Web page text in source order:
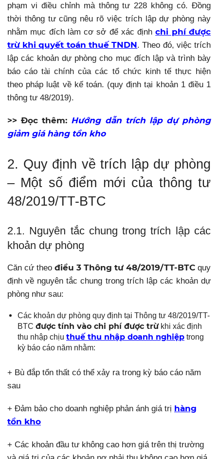
phạm vi điều chỉnh mà thông tư 228 không có. Đồng
thời thông tư cũng nêu rõ việc trích lập dự phòng này
nhằm mục đích làm cơ sở để xác địnhchi phí được
trừ khi quyết toán thuế TNDN. Theo đó, việc trích
lập các khoản dự phòng cho mục đích lập và trình bày
báo cáo tài chính của các tổ chức kinh tế thực hiện
theo pháp luật về kế toán. (quy định tại khoản 1 điều 1
thông tư 48/2019).
>> Đọc thêm: Hướng dẫn trích lập dự phòng
giảm giá hàng tồn kho
2. Quy định về trích lập dự phòng
– Một số điểm mới của thông tư
48/2019/TT-BTC
2.1. Nguyên tắc chung trong trích lập các
khoản dự phòng
Căn cứ theo điều 3 Thông tư 48/2019/TT-BTC quy
định về nguyên tắc chung trong trích lập các khoản dự
phòng như sau:
Các khoản dự phòng quy định tại Thông tư 48/2019/TT-
BTC được tính vào chi phí được trừkhi xác định
thu nhập chịu thuế thu nhập doanh nghiệp trong
kỳ báo cáo năm nhằm:
+ Bù đắp tổn thất có thể xảy ra trong kỳ báo cáo năm
sau
+ Đảm bảo cho doanh nghiệp phản ánh giá trị hàng
tồn kho
+ Các khoản đầu tư không cao hơn giá trên thị trường